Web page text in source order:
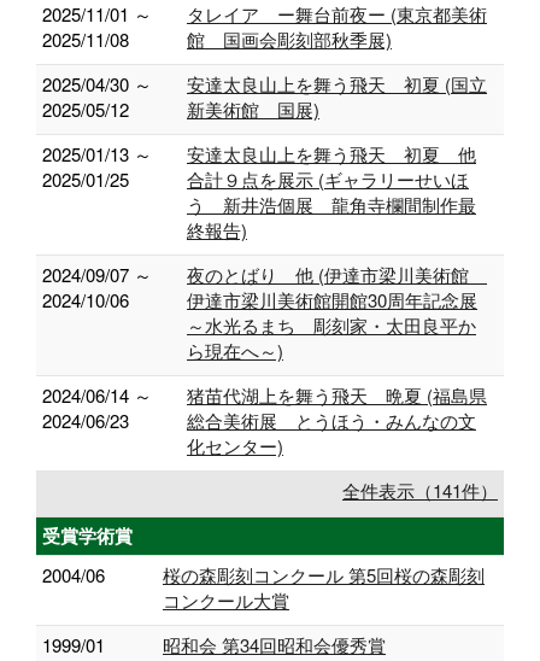
2025/11/01 ～
2025/11/08
タレイア ー舞台前夜ー (東京都美術
館 国画会彫刻部秋季展)
2025/04/30 ～
2025/05/12
安達太良山上を舞う飛天 初夏 (国立
新美術館 国展)
2025/01/13 ～
2025/01/25
安達太良山上を舞う飛天 初夏 他
合計９点を展示 (ギャラリーせいほ
う 新井浩個展 龍角寺欄間制作最
終報告)
2024/09/07 ～
2024/10/06
夜のとばり 他 (伊達市梁川美術館
伊達市梁川美術館開館30周年記念展
～水光るまち 彫刻家・太田良平か
ら現在へ～)
2024/06/14 ～
2024/06/23
猪苗代湖上を舞う飛天 晩夏 (福島県
総合美術展 とうほう・みんなの文
化センター)
全件表示（141件）
受賞学術賞
2004/06
桜の森彫刻コンクール 第5回桜の森彫刻
コンクール大賞
1999/01
昭和会 第34回昭和会優秀賞